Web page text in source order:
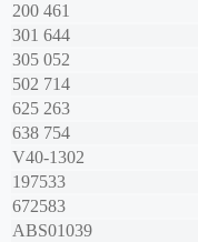
200 461
301 644
305 052
502 714
625 263
638 754
V40-1302
197533
672583
ABS01039